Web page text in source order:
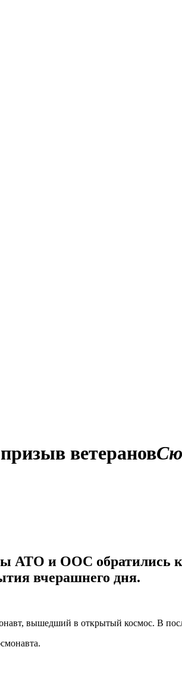
ветеранов
АТО и ООС обратились к
вчерашнего дня.
вышедший в открытый космос. В